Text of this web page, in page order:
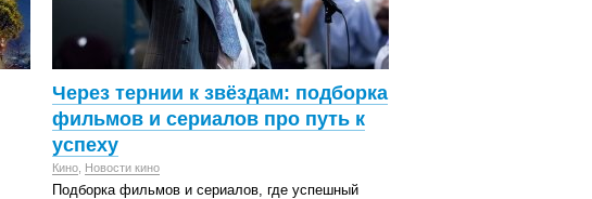
Через тернии к звёздам: подборка
фильмов и сериалов про путь к
успеху
Кино Новости кино
Подборка фильмов и сериалов, где успешный